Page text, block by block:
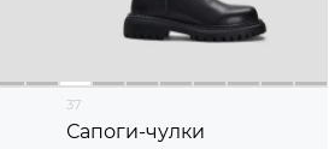
37
Сапоги-чулки